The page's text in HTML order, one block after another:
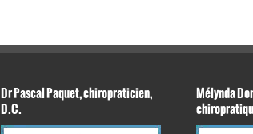
Dr Pascal Paquet, chiropraticien,
D.C.
Mélynda